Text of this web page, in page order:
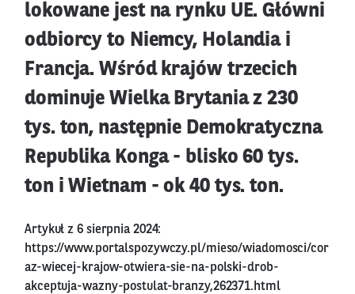
lokowane jest na rynku UE. Główni
odbiorcy to Niemcy, Holandia i
Francja. Wśród krajów trzecich
dominuje Wielka Brytania z 230
tys. ton, następnie Demokratyczna
Republika Konga - blisko 60 tys.
ton i Wietnam - ok 40 tys. ton.
Artykuł z 6 sierpnia 2024:
https://www.portalspozywczy.pl/mieso/wiadomosci/cor
az-wiecej-krajow-otwiera-sie-na-polski-drob-
akceptuja-wazny-postulat-branzy,262371.html